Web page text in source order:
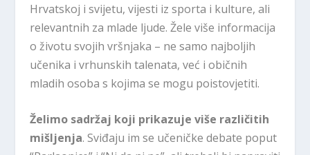
Hrvatskoj i svijetu, vijesti iz sporta i kulture, ali
relevantnih za mlade ljude. Žele više informacija
o životu svojih vršnjaka – ne samo najboljih
učenika i vrhunskih talenata, već i običnih
mladih osoba s kojima se mogu poistovjetiti.
Želimo sadržaj koji prikazuje više različitih
mišljenja. Sviđaju im se učeničke debate poput